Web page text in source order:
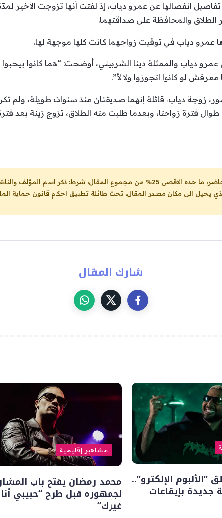
انفصالها عن عمرو دياب، إذ لفتت أنها تزوجت الأخير
الطلاق والمحافظة على صداقتهما.
عمرو دياب في توقيت زواجهما كانت كلها موجهة لها.
دياب والممثلة دينا الشربيني، أوضحت: “هما كانوا
لو كانوا اتجوزوا ولا لأ”.
زوجة دياب، قائلة إنهما صديقتان منذ سنوات طويلة، ولم
فترة زواجنا، وبعدما طلبت منه الطلاق، تزوج زينة بعد
شرط: ذكر اسم المؤلف والناشر ووضع رابط
يحيل الى مكان مصدر المقال، تحت طائلة تطبيق احكام قانون حماية
شارك المقال
الإلكترو”..
جديدة بإيقاعات
مشاهير إقليمية
محمد رمضان يفتح باب
لجمهوره قبل طرح “حبيبي
غيرك”